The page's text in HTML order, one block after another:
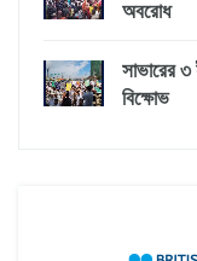
অবরোধ
সাভারের ৩
বিক্ষোভ